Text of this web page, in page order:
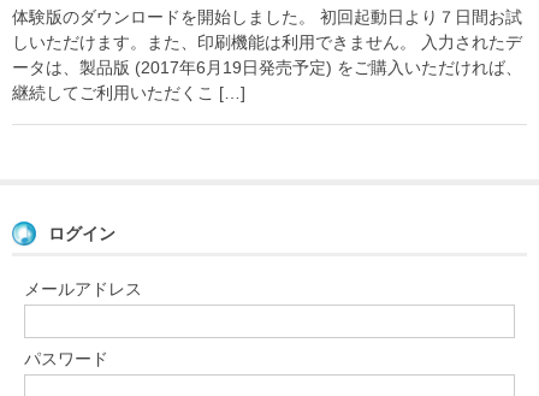
体験版のダウンロードを開始しました。 初回起動日より７日間お試
しいただけます。また、印刷機能は利用できません。 入力されたデ
ータは、製品版 (2017年6月19日発売予定) をご購入いただければ、
継続してご利用いただくこ […]
ログイン
メールアドレス
パスワード